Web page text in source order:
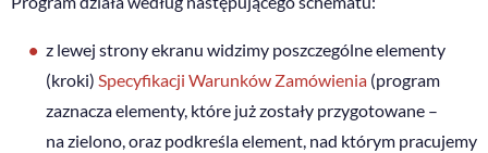
z lewej strony ekranu widzimy poszczególne elementy
(kroki) Specyfikacji Warunków Zamówienia (program
zaznacza elementy, które już zostały przygotowane –
na zielono, oraz podkreśla element, nad którym pracujemy